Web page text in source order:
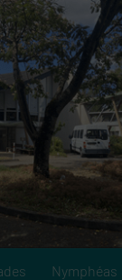
Nymphéas